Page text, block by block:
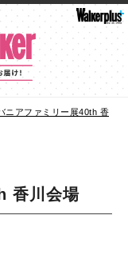
ニアファミリー展40th 香
香川会場